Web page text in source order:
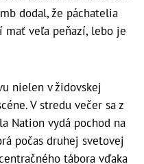
dodal, že páchatelia
mať veľa peňazí, lebo je
nielen v židovskej
V stredu večer sa z
Nation vydá pochod na
počas druhej svetovej
tábora vďaka